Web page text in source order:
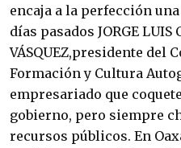
encaja a la perfección
días pasados JORGE LUIS
VÁSQUEZ,presidente del
Formación y Cultura
empresariado que
gobierno, pero siempre
recursos públicos. En